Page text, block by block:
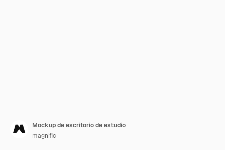
Mockup de escritorio de estudio
magnific